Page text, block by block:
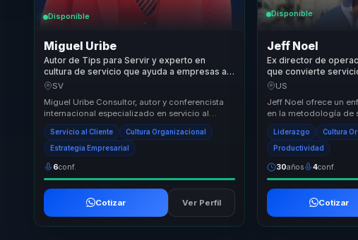
Disponible
Miguel Uribe
Autor de Tips para Servir y experto en
cultura de servicio que ayuda a empresas a
convertir customer experience en lealtad,
SV
Miguel Uribe Consultor, autor y conferencista
internacional especializado en servicio al
cliente y experiencia WOW. Con más de 21,000
hor...
Servicio al Cliente Cultura Organizacional
Estrategia Empresarial
6conf.
Cotizar Ver Perfil
Disponible
Jeff Noel
Ex director de
que convierte
excelencia y
US
Jeff Noel ofrece un
en la metodología de
Disney, una de las
...Liderazgo Cultura
Productividad
30años 4conf.
Cotizar